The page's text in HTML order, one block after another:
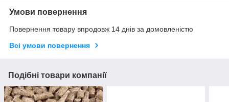
Умови повернення
Повернення товару впродовж 14 днів за домовленістю
Всі умови повернення
Подібні товари компанії